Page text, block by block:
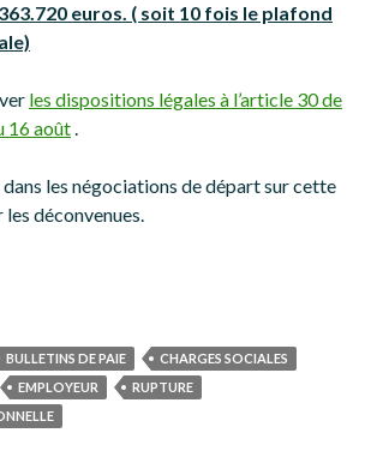
euros. ( soit 10 fois le plafond
les dispositions légales à l’article 30 de
16 août.
les négociations de départ sur cette
déconvenues.
BULLETINS DE PAIE
CHARGES SOCIALES
EMPLOYEUR
RUPTURE